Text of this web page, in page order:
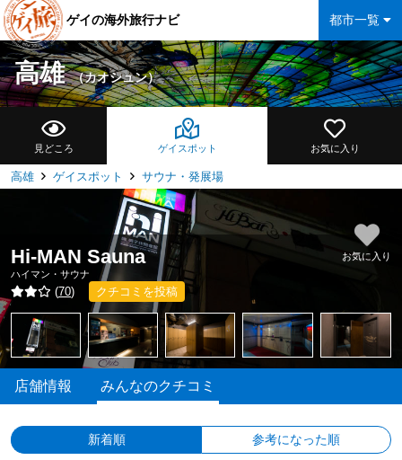
都市一覧
ゲイの海外旅行ナビ
高雄（カオシュン）
見どころ ゲイスポット お気に入り
高雄 ゲイスポット サウナ・発展場
Hi-MAN Sauna
ハイマン・サウナ
(70) クチコミを投稿
お気に入り
店舗情報 みんなのクチコミ
新着順 参考になった順